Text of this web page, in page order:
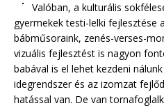
Valóban, a kulturális
gyermekek testi-lelki fejlesztése
bábműsoraink, zenés-verses-
vizuális fejlesztést is nagyon
babával is el lehet kezdeni
idegrendszer és az izomzat
hatással van. De van